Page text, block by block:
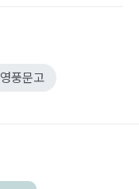
영풍문고